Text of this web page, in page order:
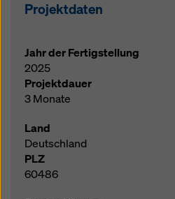
Projektdaten
Jahr der Fertigstellung
2025
Projektdauer
3 Monate
Land
Deutschland
PLZ
60486